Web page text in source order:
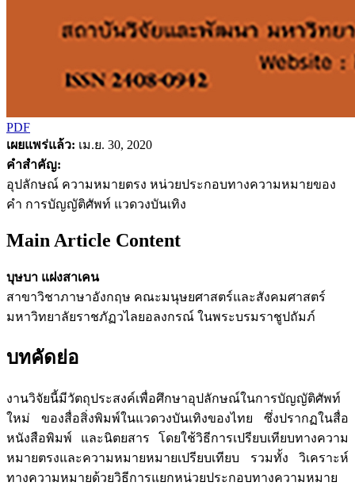
PDF
เผยแพร่แล้ว: เม.ย. 30, 2020
คำสำคัญ:
อุปลักษณ์ ความหมายตรง หน่วยประกอบทางความหมายของ
คำ การบัญญัติศัพท์ แวดวงบันเทิง
Main Article Content
บุษบา แฝงสาเคน
สาขาวิชาภาษาอังกฤษ คณะมนุษยศาสตร์และสังคมศาสตร์
มหาวิทยาลัยราชภัฏวไลยอลงกรณ์ ในพระบรมราชูปถัมภ์
บทคัดย่อ
งานวิจัยนี้มีวัตถุประสงค์เพื่อศึกษาอุปลักษณ์ในการบัญญัติศัพท์
ใหม่ ของสื่อสิ่งพิมพ์ในแวดวงบันเทิงของไทย ซึ่งปรากฏในสื่อ
หนังสือพิมพ์ และนิตยสาร โดยใช้วิธีการเปรียบเทียบทางความ
หมายตรงและความหมายหมายเปรียบเทียบ รวมทั้ง วิเคราะห์
ทางความหมายด้วยวิธีการแยกหน่วยประกอบทางความหมาย